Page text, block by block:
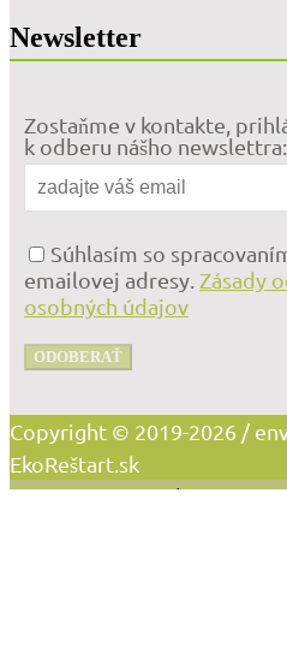
Newsletter
Zostaňme v kontakte,
k odberu nášho newslettra:
Súhlasím so
emailovej adresy. Zásady
osobných údajov
ODOBERAŤ
Copyright © 2019-2026 /
EkoReštart.sk
Vážime si vaše súkromie!